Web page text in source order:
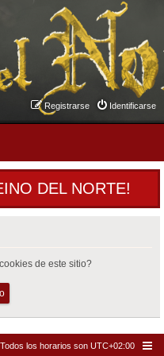
Identificarse
Registrarse
DEL NORTE!
de este sitio?
Todos los horarios son UTC+02:00